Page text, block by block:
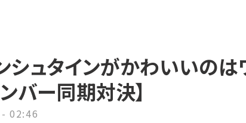
シュタインがかわいいのは
バー同期対決】
02:46